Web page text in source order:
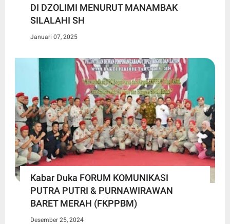
DI DZOLIMI MENURUT MANAMBAK
SILALAHI SH
Januari 07, 2025
Kabar Duka FORUM KOMUNIKASI
PUTRA PUTRI & PURNAWIRAWAN
BARET MERAH (FKPPBM)
Desember 25, 2024